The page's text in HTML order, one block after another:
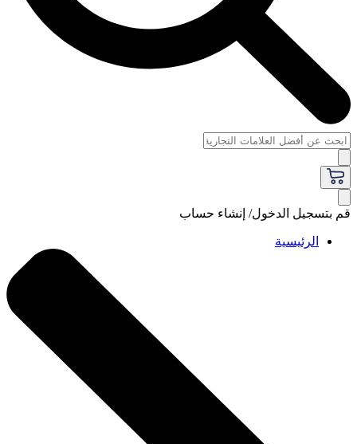
قم بتسجيل الدخول/ إنشاء حساب
الرئيسية